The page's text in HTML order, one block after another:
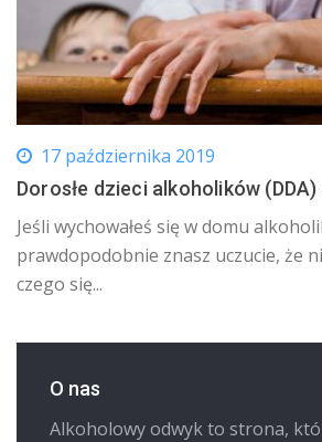
17 października 2019
Dorosłe dzieci alkoholików (DDA)
Jeśli wychowałeś się w domu
prawdopodobnie znasz uczucie, że
czego się...
O nas
Alkoholowy odwyk to strona,